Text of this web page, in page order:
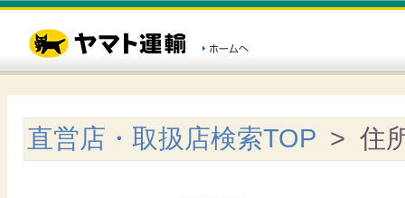
直営店・取扱店検索TOP > 住